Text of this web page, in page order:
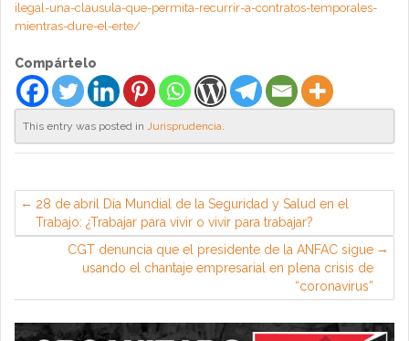
ilegal-una-clausula-que-permita-recurrir-a-contratos-temporales-
mientras-dure-el-erte/
Compártelo
This entry was posted in Jurisprudencia.
28 de abril Día Mundial de la Seguridad y Salud en el
Trabajo: ¿Trabajar para vivir o vivir para trabajar?
CGT denuncia que el presidente de la ANFAC sigue
usando el chantaje empresarial en plena crisis de
“coronavirus”